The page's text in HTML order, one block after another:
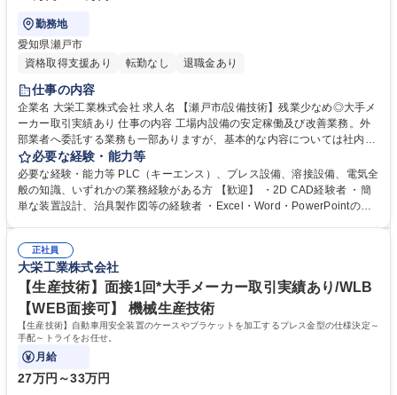
勤務地
愛知県瀬戸市
資格取得支援あり
転勤なし 退職金あり
仕事の内容
企業名 大栄工業株式会社 求人名 【瀬戸市/設備技術】残業少なめ◎大手メ
ーカー取引実績あり 仕事の内容 工場内設備の安定稼働及び改善業務。外
部業者へ委託する業務も一部ありますが、基本的な内容については社内で
対応できる体制を取っています。 【具体的には】※建物の改変を伴う業務
は含みません。 ■生産設備、付帯設備の機械保全業務（点検、調整、修
理） ■簡単な装置・治具の設計および製作、既存設備の改修 ■制御機器
（センサ、PLC等）の設定確認及び軽微な修正 ■工場内設備の電気配線作
集職種 【瀬戸市/設備技術】残業少なめ◎大手メーカー取引実績あり
必要な経験・能力等
必要な経験・能力等 PLC（キーエンス）、プレス設備、溶接設備、電気全
般の知識、いずれかの業務経験がある方 【歓迎】 ・2D CAD経験者 ・簡
単な装置設計、治具製作図等の経験者 ・Excel・Word・PowerPointの操
一種運転免許普通自動車 第一種電気工事士 第二種電気工事士
正社員
大栄工業株式会社
【生産技術】面接1回*大手メーカー取引実績あり/WLB
【WEB面接可】 機械生産技術
【生産技術】自動車用安全装置のケースやブラケットを加工するプレス金型の仕様決定～
手配～トライをお任せ。
月給
27万円～33万円